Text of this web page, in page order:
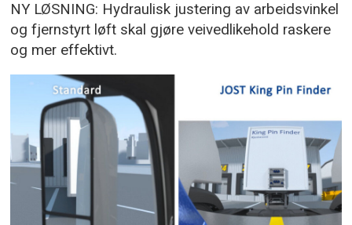
NY LØSNING: Hydraulisk justering av arbeidsvinkel
og fjernstyrt løft skal gjøre veivedlikehold raskere
og mer effektivt.